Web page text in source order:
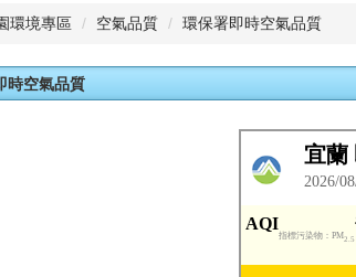
環境專區 空氣品質 環保署即時空氣品質
時空氣品質